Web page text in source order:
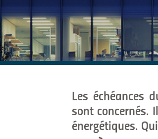
Les échéances
sont concernés.
énergétiques.